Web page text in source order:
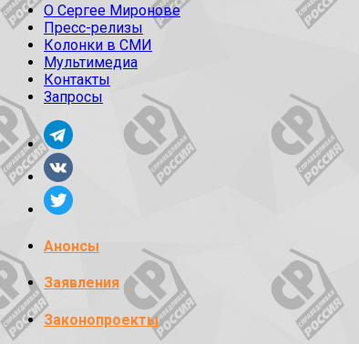
О Сергее Миронове
Пресс-релизы
Колонки в СМИ
Мультимедиа
Контакты
Запросы
Анонсы
Заявления
Законопроекты